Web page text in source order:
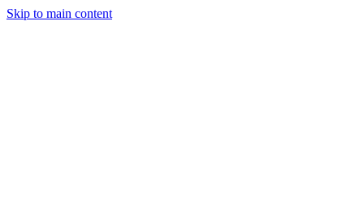
Skip to main content